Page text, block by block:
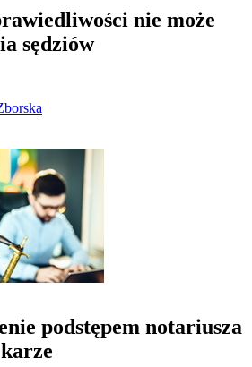
nie może
sędziów
podstępem notariusza